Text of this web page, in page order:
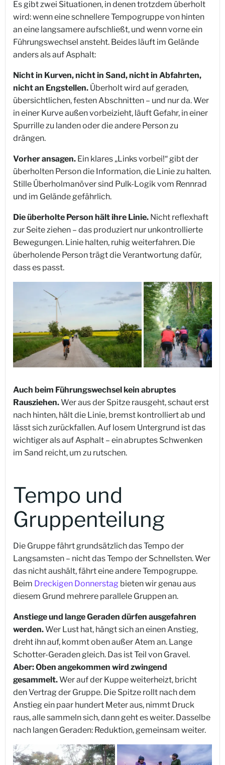
Es gibt zwei Situationen, in denen trotzdem überholt
wird: wenn eine schnellere Tempogruppe von hinten
an eine langsamere aufschließt, und wenn vorne ein
Führungswechsel ansteht. Beides läuft im Gelände
anders als auf Asphalt:
Nicht in Kurven, nicht in Sand, nicht in Abfahrten,
nicht an Engstellen. Überholt wird auf geraden,
übersichtlichen, festen Abschnitten – und nur da. Wer
in einer Kurve außen vorbeizieht, läuft Gefahr, in einer
Spurrille zu landen oder die andere Person zu
drängen.
Vorher ansagen. Ein klares „Links vorbei!“ gibt der
überholten Person die Information, die Linie zu halten.
Stille Überholmanöver sind Pulk-Logik vom Rennrad
und im Gelände gefährlich.
Die überholte Person hält ihre Linie. Nicht reflexhaft
zur Seite ziehen – das produziert nur unkontrollierte
Bewegungen. Linie halten, ruhig weiterfahren. Die
überholende Person trägt die Verantwortung dafür,
dass es passt.
Auch beim Führungswechsel kein abruptes
Rausziehen.Wer aus der Spitze rausgeht, schaut erst
nach hinten, hält die Linie, bremst kontrolliert ab und
lässt sich zurückfallen. Auf losem Untergrund ist das
wichtiger als auf Asphalt – ein abruptes Schwenken
im Sand reicht, um zu rutschen.
Tempo und
Gruppenteilung
Die Gruppe fährt grundsätzlich das Tempo der
Langsamsten – nicht das Tempo der Schnellsten. Wer
das nicht aushält, fährt eine andere Tempogruppe.
Beim Dreckigen Donnerstag bieten wir genau aus
diesem Grund mehrere parallele Gruppen an.
Anstiege und lange Geraden dürfen ausgefahren
werden.Wer Lust hat, hängt sich an einen Anstieg,
dreht ihn auf, kommt oben außer Atem an. Lange
Schotter-Geraden gleich. Das ist Teil von Gravel.
Aber: Oben angekommen wird zwingend
gesammelt.Wer auf der Kuppe weiterheizt, bricht
den Vertrag der Gruppe. Die Spitze rollt nach dem
Anstieg ein paar hundert Meter aus, nimmt Druck
raus, alle sammeln sich, dann geht es weiter. Dasselbe
nach langen Geraden: Reduktion, gemeinsam weiter.